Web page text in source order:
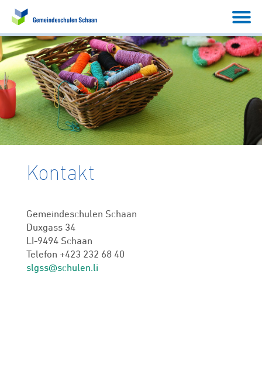
Kontakt
Gemeindeschulen Schaan
Duxgass 34
LI-9494 Schaan
Telefon +423 232 68 40
slgss@schulen.li